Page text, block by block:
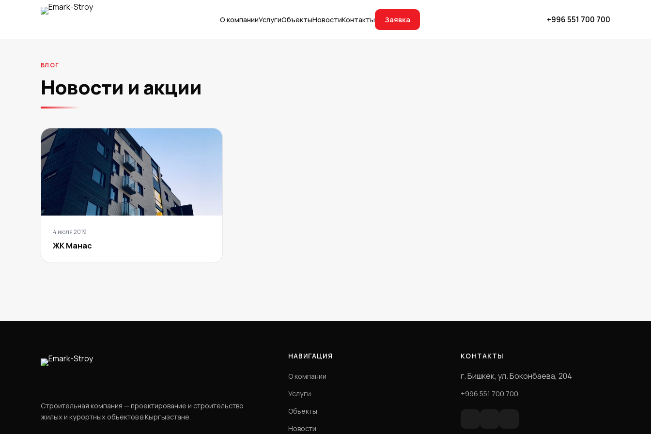
О компанииУслугиОбъектыНовостиКонтакты Заявка +996 551 700 700
БЛОГ
Новости и акции
4 июля 2019
ЖК Манас
Строительная компания — проектирование и строительство
жилых и курортных объектов в Кыргызстане.
НАВИГАЦИЯ
О компании
Услуги
Объекты
Новости
КОНТАКТЫ
г. Бишкек, ул. Боконбаева, 204
+996 551 700 700